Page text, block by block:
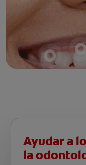
Ayudar a
la